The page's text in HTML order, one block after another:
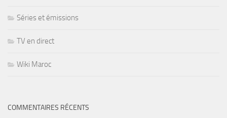
Séries et émissions
TV en direct
Wiki Maroc
COMMENTAIRES RÉCENTS